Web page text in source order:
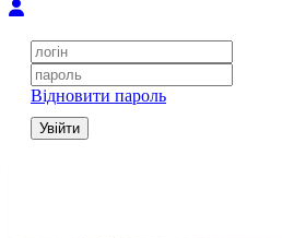
Відновити пароль
Увійти